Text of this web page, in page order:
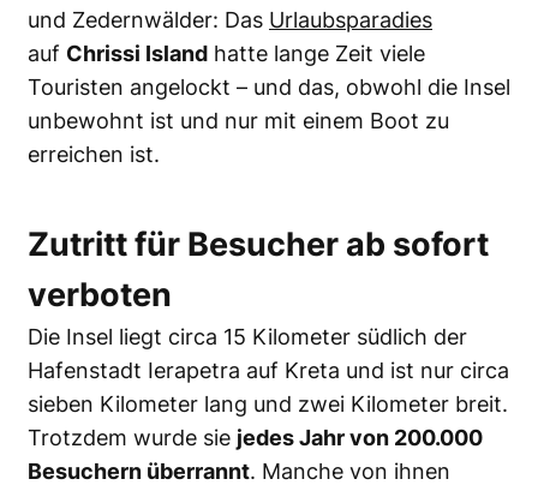
und Zedernwälder: Das Urlaubsparadies
auf Chrissi Island hatte lange Zeit viele
Touristen angelockt – und das, obwohl die Insel
unbewohnt ist und nur mit einem Boot zu
erreichen ist.
Zutritt für Besucher ab sofort
verboten
Die Insel liegt circa 15 Kilometer südlich der
Hafenstadt Ierapetra auf Kreta und ist nur circa
sieben Kilometer lang und zwei Kilometer breit.
Trotzdem wurde sie jedes Jahr von 200.000
Besuchern überrannt. Manche von ihnen